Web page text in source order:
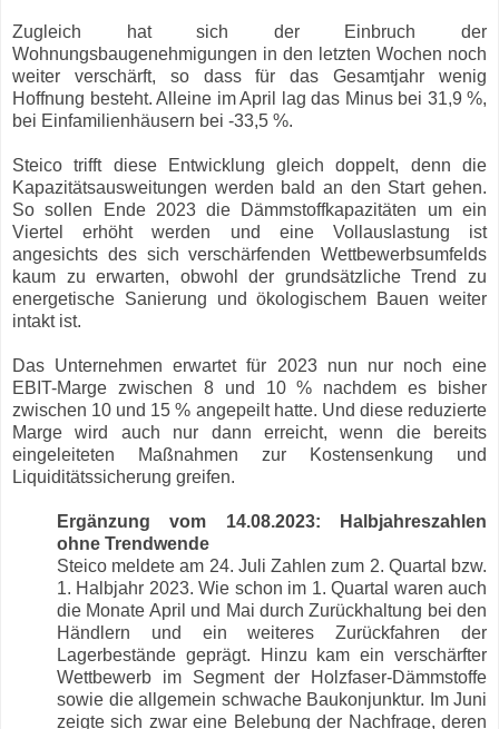
Zugleich hat sich der Einbruch der
Wohnungsbaugenehmigungen in den letzten Wochen noch
weiter verschärft, so dass für das Gesamtjahr wenig
Hoffnung besteht. Alleine im April lag das Minus bei 31,9 %,
bei Einfamilienhäusern bei -33,5 %.
Steico trifft diese Entwicklung gleich doppelt, denn die
Kapazitätsausweitungen werden bald an den Start gehen.
So sollen Ende 2023 die Dämmstoffkapazitäten um ein
Viertel erhöht werden und eine Vollauslastung ist
angesichts des sich verschärfenden Wettbewerbsumfelds
kaum zu erwarten, obwohl der grundsätzliche Trend zu
energetische Sanierung und ökologischem Bauen weiter
intakt ist.
Das Unternehmen erwartet für 2023 nun nur noch eine
EBIT-Marge zwischen 8 und 10 % nachdem es bisher
zwischen 10 und 15 % angepeilt hatte. Und diese reduzierte
Marge wird auch nur dann erreicht, wenn die bereits
eingeleiteten Maßnahmen zur Kostensenkung und
Liquiditätssicherung greifen.
Ergänzung vom 14.08.2023: Halbjahreszahlen
ohne Trendwende
Steico meldete am 24. Juli Zahlen zum 2. Quartal bzw.
1. Halbjahr 2023. Wie schon im 1. Quartal waren auch
die Monate April und Mai durch Zurückhaltung bei den
Händlern und ein weiteres Zurückfahren der
Lagerbestände geprägt. Hinzu kam ein verschärfter
Wettbewerb im Segment der Holzfaser-Dämmstoffe
sowie die allgemein schwache Baukonjunktur. Im Juni
zeigte sich zwar eine Belebung der Nachfrage, deren